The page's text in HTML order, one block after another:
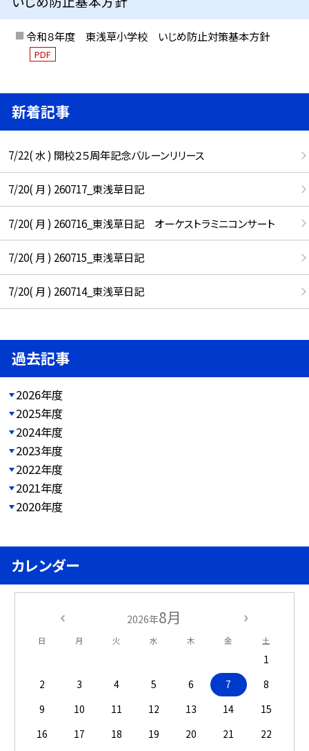
令和８年度 東浅草小学校 いじめ防止対策基本方針
PDF
新着記事
7/22( 水 ) 開校２５周年記念バルーンリリース
7/20( 月 ) 260717_東浅草日記
7/20( 月 ) 260716_東浅草日記 オーケストラミニコンサート
7/20( 月 ) 260715_東浅草日記
7/20( 月 ) 260714_東浅草日記
過去記事
2026年度
2025年度
2024年度
2023年度
2022年度
2021年度
2020年度
カレンダー
2026年8月
日 月 火 水 木 金 土
1
2
3 4 5 6 7
8
9
10 11 12 13 14
15
16
17 18 19 20 21
22